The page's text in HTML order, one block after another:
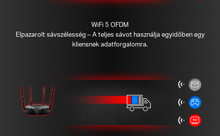
WiFi 5 OFDM
Elpazarolt sávszélesség – A teljes sávot használja egyidőben egy
kliensnek adatforgalomra.